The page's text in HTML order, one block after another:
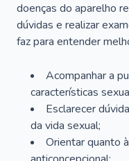
doenças do aparelho
dúvidas e realizar
faz para entender
Acompanhar a
características
Esclarecer
da vida sexual;
Orientar quanto